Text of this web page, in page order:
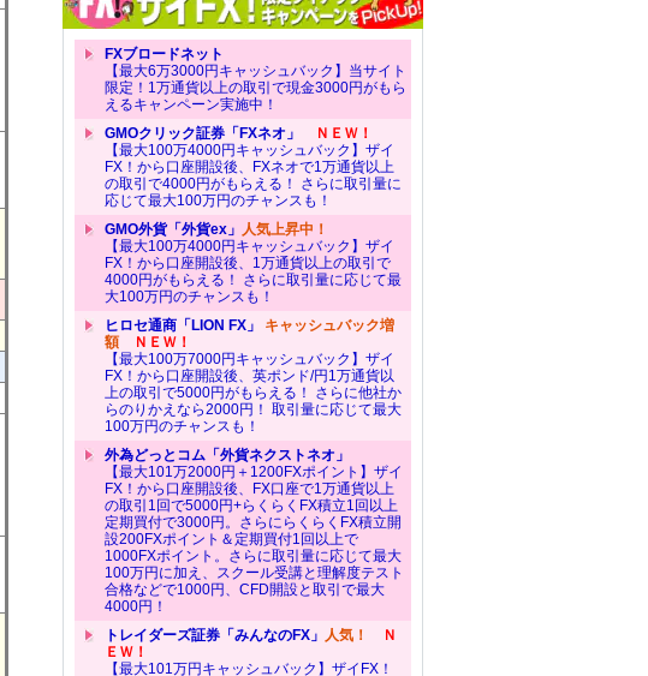
FXブロードネット
【最大6万3000円キャッシュバック】当サイト
限定！1万通貨以上の取引で現金3000円がもら
えるキャンペーン実施中！
GMOクリック証券「FXネオ」
ＮＥＷ！
【最大100万4000円キャッシュバック】ザイ
FX！から口座開設後、FXネオで1万通貨以上
の取引で4000円がもらえる！ さらに取引量に
応じて最大100万円のチャンスも！
GMO外貨「外貨ex」 人気上昇中！
【最大100万4000円キャッシュバック】ザイ
FX！から口座開設後、1万通貨以上の取引で
4000円がもらえる！ さらに取引量に応じて最
大100万円のチャンスも！
ヒロセ通商「LION FX」 キャッシュバック増
額ＮＥＷ！
【最大100万7000円キャッシュバック】ザイ
FX！から口座開設後、英ポンド/円1万通貨以
上の取引で5000円がもらえる！ さらに他社か
らのりかえなら2000円！ 取引量に応じて最大
100万円のチャンスも！
外為どっとコム「外貨ネクストネオ」
【最大101万2000円＋1200FXポイント】ザイ
FX！から口座開設後、FX口座で1万通貨以上
の取引1回で5000円+らくらくFX積立1回以上
定期買付で3000円。さらにらくらくFX積立開
設200FXポイント＆定期買付1回以上で
1000FXポイント。さらに取引量に応じて最大
100万円に加え、スクール受講と理解度テスト
合格などで1000円、CFD開設と取引で最大
4000円！
トレイダーズ証券「みんなのFX」 人気！
Ｎ
ＥＷ！
【最大101万円キャッシュバック】ザイFX！